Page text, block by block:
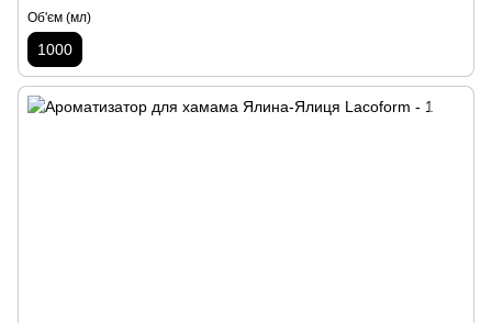
Об'єм (мл)
1000